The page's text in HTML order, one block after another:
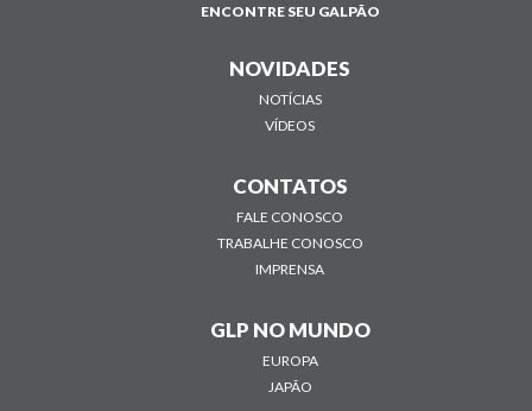
ENCONTRE SEU GALPÃO
NOVIDADES
NOTÍCIAS
VÍDEOS
CONTATOS
FALE CONOSCO
TRABALHE CONOSCO
IMPRENSA
GLP NO MUNDO
EUROPA
JAPÃO